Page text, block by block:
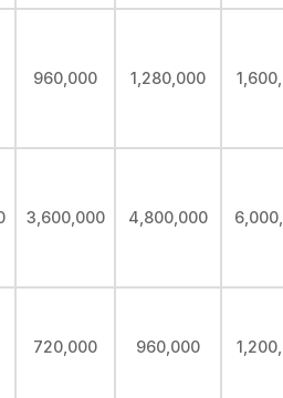
960,000 1,280,000
3,600,000 4,800,000
720,000 960,000